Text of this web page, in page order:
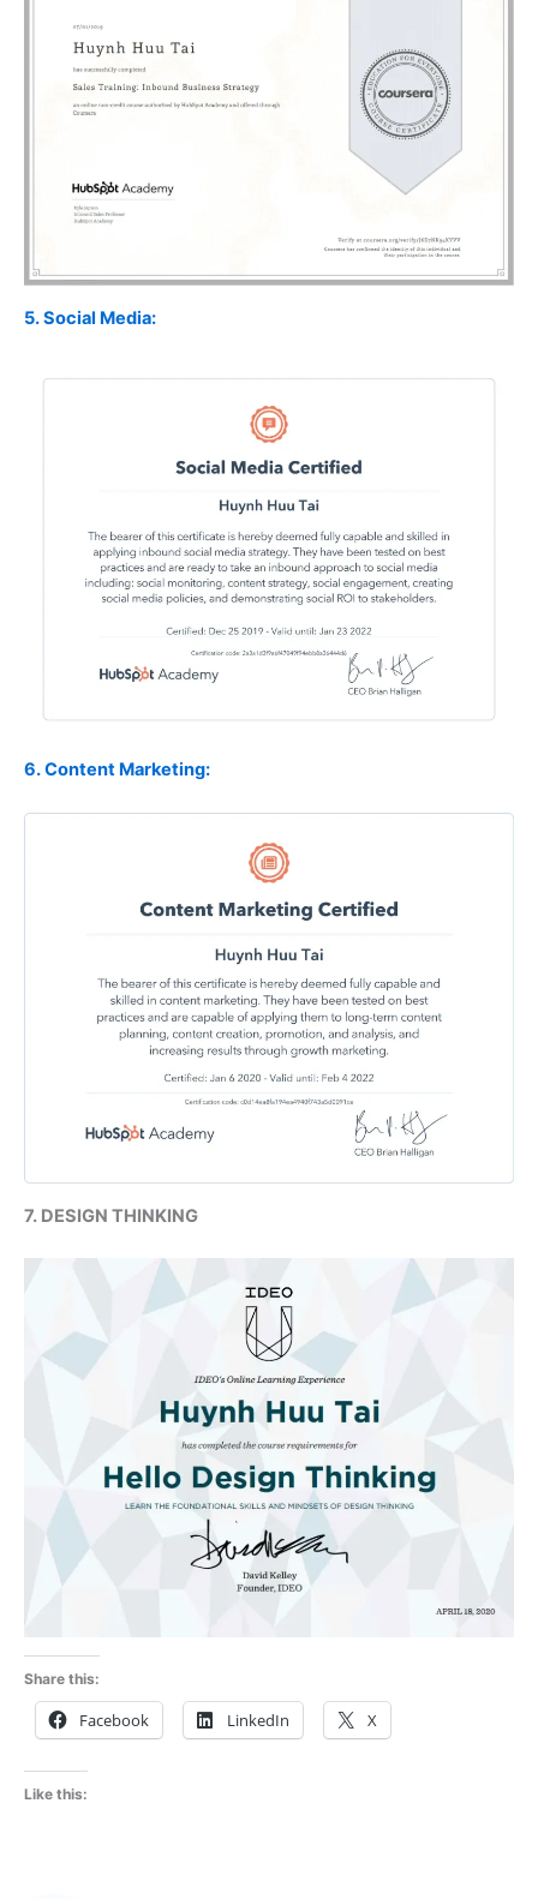
5. Social Media:
6. Content Marketing:
7. DESIGN THINKING
Share this:
Facebook LinkedIn X
Like this: